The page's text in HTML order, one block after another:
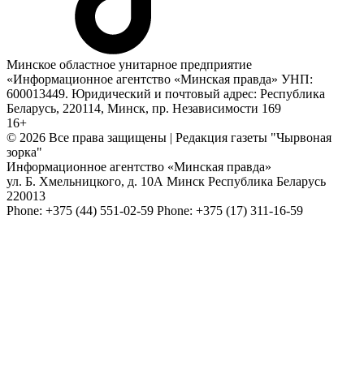
Минское областное унитарное предприятие
«Информационное агентство «Минская правда» УНП:
600013449. Юридический и почтовый адрес: Республика
Беларусь, 220114, Минск, пр. Независимости 169
16+
© 2026 Все права защищены | Редакция газеты "Чырвоная
зорка"
Информационное агентство «Минская правда»
ул. Б. Хмельницкого, д. 10А Минск Республика Беларусь
220013
Phone: +375 (44) 551-02-59 Phone: +375 (17) 311-16-59